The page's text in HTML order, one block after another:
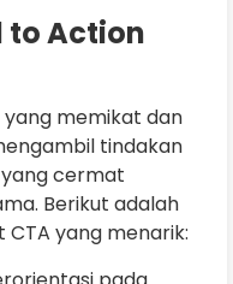
to Action
memikat dan
tindakan
cermat
Berikut adalah
yang menarik: